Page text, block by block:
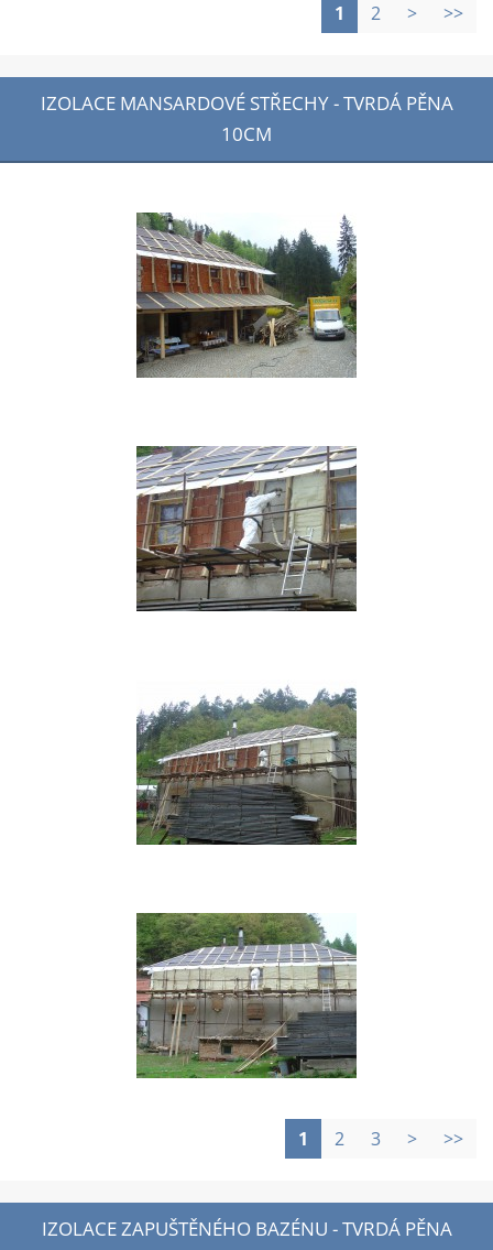
1 2 > >>
IZOLACE MANSARDOVÉ STŘECHY - TVRDÁ PĚNA
10CM
1 2 3 > >>
IZOLACE ZAPUŠTĚNÉHO BAZÉNU - TVRDÁ PĚNA